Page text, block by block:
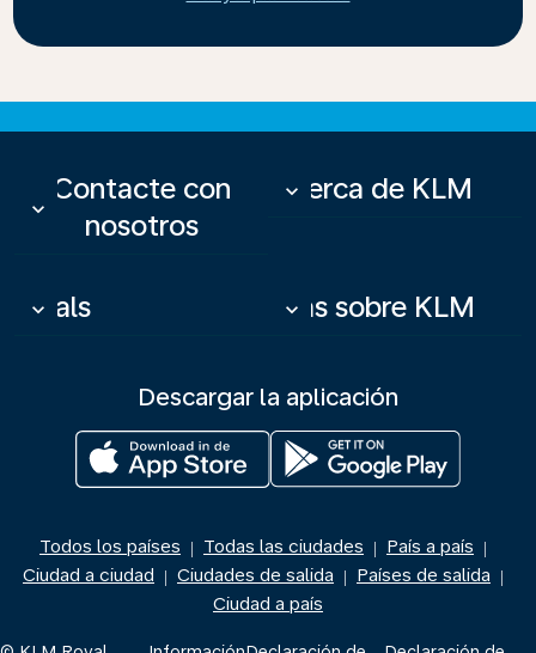
Contacte con
nosotros
keyboard_arrow_down
Acerca de KLM
keyboard_arrow_down
Deals
keyboard_arrow_down Más sobre KLM
keyboard_arrow_down
Descargar la aplicación
Todos los países | Todas las ciudades | País a país |
Ciudad a ciudad | Ciudades de salida | Países de salida |
Ciudad a país